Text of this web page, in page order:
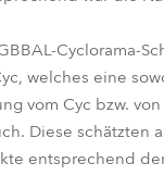
Cyclorama-
welches eine
vom Cyc bzw.
Diese schätzten
entsprechend